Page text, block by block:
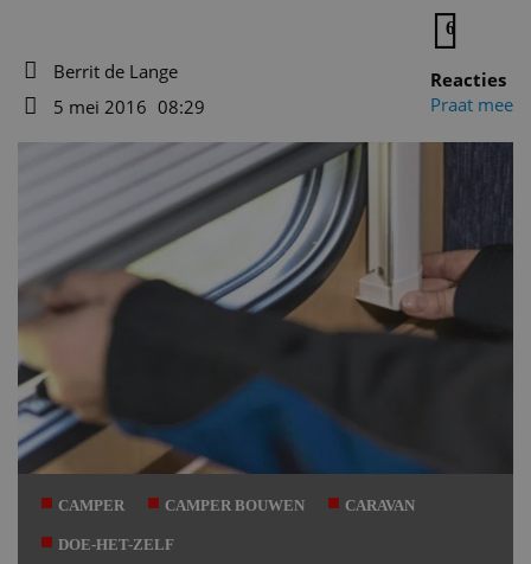
Auteur
Berrit de Lange
5 mei 2016 08:29
6
Reacties
Praat mee
CAMPER CAMPER BOUWEN CARAVAN
DOE-HET-ZELF